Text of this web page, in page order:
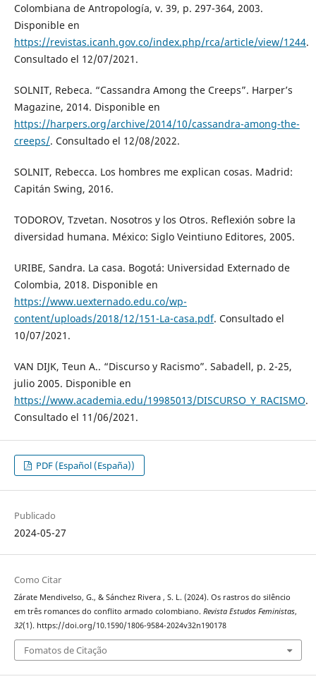
Colombiana de Antropología, v. 39, p. 297-364, 2003.
Disponible en
https://revistas.icanh.gov.co/index.php/rca/article/view/1244.
Consultado el 12/07/2021.
SOLNIT, Rebeca. “Cassandra Among the Creeps”. Harper’s
Magazine, 2014. Disponible en
https://harpers.org/archive/2014/10/cassandra-among-the-
creeps/. Consultado el 12/08/2022.
SOLNIT, Rebecca. Los hombres me explican cosas. Madrid:
Capitán Swing, 2016.
TODOROV, Tzvetan. Nosotros y los Otros. Reflexión sobre la
diversidad humana. México: Siglo Veintiuno Editores, 2005.
URIBE, Sandra. La casa. Bogotá: Universidad Externado de
Colombia, 2018. Disponible en
https://www.uexternado.edu.co/wp-
content/uploads/2018/12/151-La-casa.pdf. Consultado el
10/07/2021.
VAN DIJK, Teun A.. “Discurso y Racismo”. Sabadell, p. 2-25,
julio 2005. Disponible en
https://www.academia.edu/19985013/DISCURSO_Y_RACISMO.
Consultado el 11/06/2021.
PDF (Español (España))
Publicado
2024-05-27
Como Citar
Zárate Mendivelso, G., & Sánchez Rivera , S. L. (2024). Os rastros do silêncio
em três romances do conflito armado colombiano. Revista Estudos Feministas,
32(1). https://doi.org/10.1590/1806-9584-2024v32n190178
Fomatos de Citação